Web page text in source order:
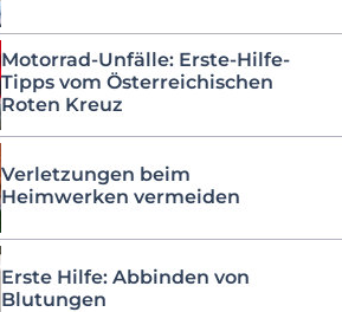
Motorrad-Unfälle: Erste-Hilfe-
Tipps vom Österreichischen
Roten Kreuz
Verletzungen beim
Heimwerken vermeiden
Erste Hilfe: Abbinden von
Blutungen